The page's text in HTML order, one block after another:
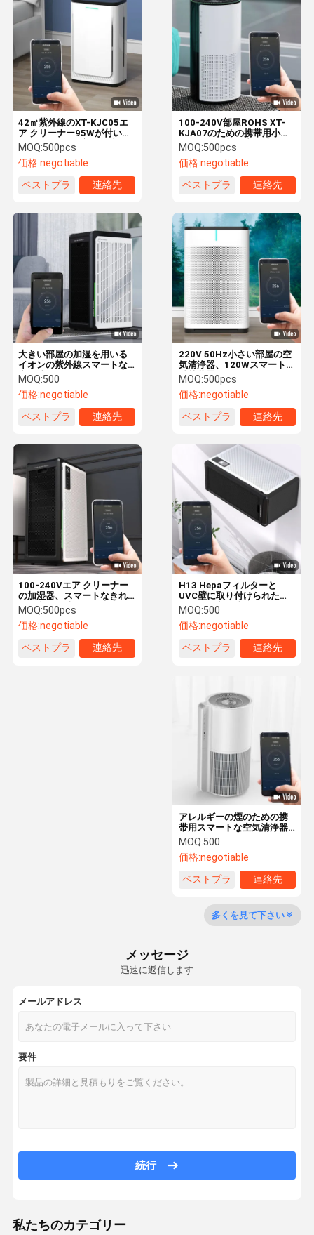
家へ 製品 ビデオ
わたしたち
に つい て
工場 ツアー 品質管理
引金 を 求め
Hepaのエア クリーナー
カーボン エア フィルター
100-240V部屋ROHS XT-
KJA07のための携帯用小型
スマートな40W空気清浄器
MOQ:500pcs
価格:negotiable
ベストプラ
連絡先
42㎡紫外線のXT-KJC05エ
ア クリーナー95Wが付いて
いるスマートな部屋の空気
清浄器
MOQ:500pcs
価格:negotiable
ベストプラ
連絡先
220V 50Hz小さい部屋の空
気清浄器、120Wスマートな
滅菌装置XT-Y24A 42㎡
MOQ:500pcs
価格:negotiable
ベストプラ
連絡先
大きい部屋の加湿を用いる
イオンの紫外線スマートな
空気清浄器240W
MOQ:500
価格:negotiable
ベストプラ
連絡先
H13 Hepaフィルターと
UVC壁に取り付けられたス
マートな空気清浄器
253.7nm
MOQ:500
価格:negotiable
ベストプラ
連絡先
100-240Vエア クリーナー
の加湿器、スマートなきれ
いな空気の清浄器XT-
KJ2000
MOQ:500pcs
価格:negotiable
ベストプラ
連絡先
アレルギーの煙のための携
帯用スマートな空気清浄器
326 M3/H CADR
MOQ:500
価格:negotiable
ベストプラ
連絡先
多くを見て下さい
メッセージ
迅速に返信します
メールアドレス
要件
続行
私たちのカテゴリー